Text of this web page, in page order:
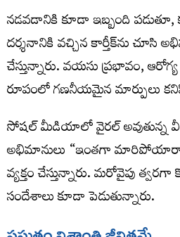
నడవడానికి కూడా ఇబ్బంది పడుతూ,
దర్శనానికి వచ్చిన కార్తీక్‌ను చూసి
చేస్తున్నారు. వయసు ప్రభావం,
రూపంలో గణనీయమైన మార్పులు
సోషల్ మీడియాలో వైరల్ అవుతున్న
అభిమానులు “ఇంతగా
వ్యక్తం చేస్తున్నారు. మరోవైపు
సందేశాలు కూడా పెడుతున్నారు.